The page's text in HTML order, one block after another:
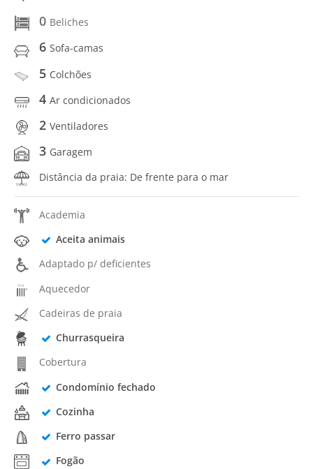
0 Beliches
6 Sofa-camas
5 Colchões
4 Ar condicionados
2 Ventiladores
3 Garagem
Distância da praia: De frente para o mar
Academia
Aceita animais
Adaptado p/ deficientes
Aquecedor
Cadeiras de praia
Churrasqueira
Cobertura
Condomínio fechado
Cozinha
Ferro passar
Fogão